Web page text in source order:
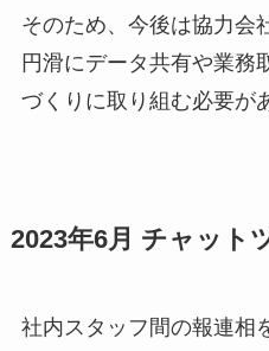
そのため、今後は協力会
円滑にデータ共有や業務
づくりに取り組む必要が
2023年6月 チャット
社内スタッフ間の報連相